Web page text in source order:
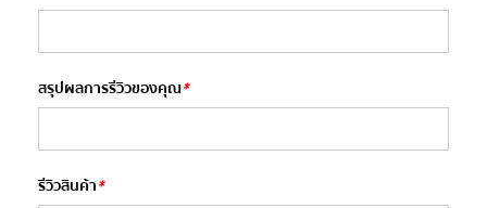
สรุปผลการรีวิวของคุณ*
รีวิวสินค้า*